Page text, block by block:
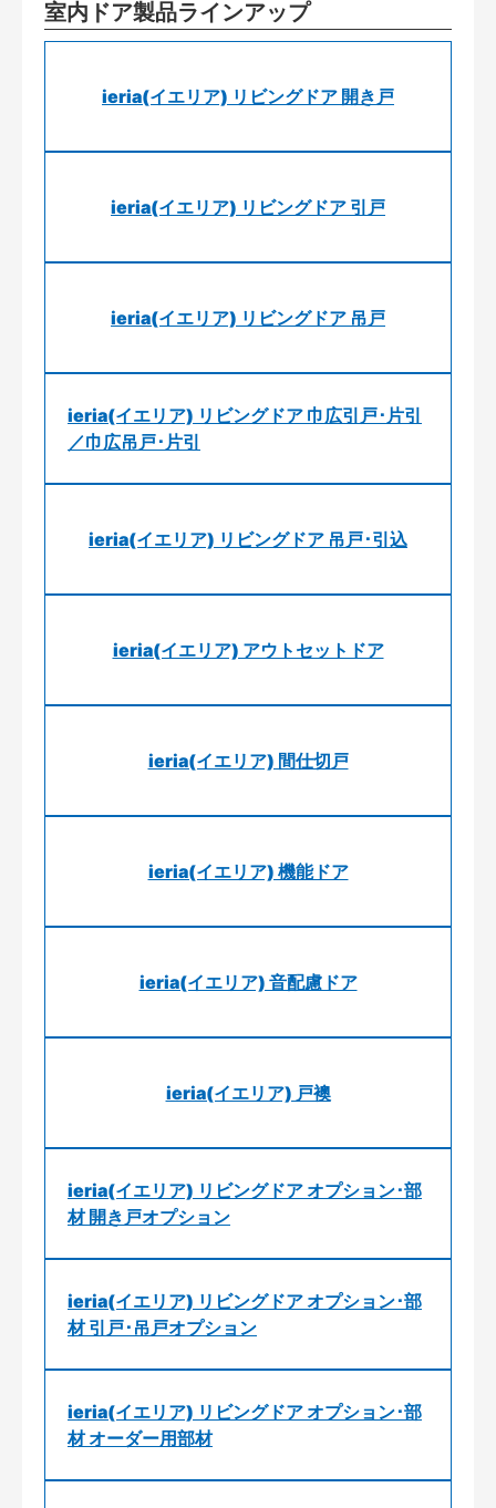
室内ドア製品ラインアップ
ieria(イエリア) リビングドア 開き戸
ieria(イエリア) リビングドア 引戸
ieria(イエリア) リビングドア 吊戸
ieria(イエリア) リビングドア 巾広引戸･片引
／巾広吊戸･片引
ieria(イエリア) リビングドア 吊戸･引込
ieria(イエリア) アウトセットドア
ieria(イエリア) 間仕切戸
ieria(イエリア) 機能ドア
ieria(イエリア) 音配慮ドア
ieria(イエリア) 戸襖
ieria(イエリア) リビングドア オプション･部
材 開き戸オプション
ieria(イエリア) リビングドア オプション･部
材 引戸･吊戸オプション
ieria(イエリア) リビングドア オプション･部
材 オーダー用部材